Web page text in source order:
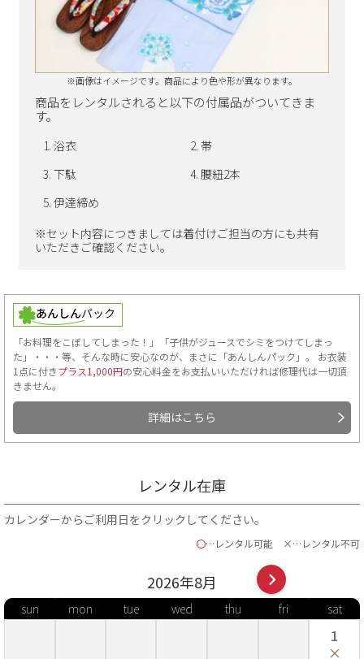
※画像はイメージです。商品により色や形が異なります。
商品をレンタルされると以下の付属品がついてきま
す。
浴衣
帯
下駄
腰紐2本
伊達締め
※セット内容につきましては着付けご担当の方にも共有
いただきご確認ください。
「お料理をこぼしてしまった！」「子供がジュースでシミをつけてしまっ
た」・・・等、そんな時に安心なのが、まさに「あんしんパック」。 お衣装
1点に付きプラス1,000円の安心料金をお支払いいただければ修理代は一切頂
きません。
詳細はこちら
レンタル在庫
カレンダーからご利用日をクリックしてください。
〇…レンタル可能 ×…レンタル不可
2026年8月
sun mon tue wed thu fri sat
1